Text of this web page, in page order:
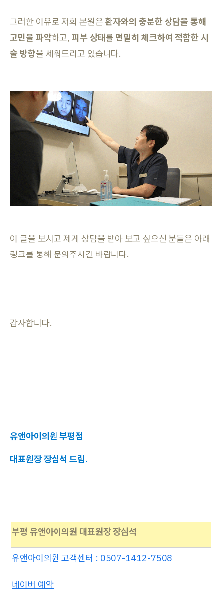
그러한 이유로 저희 본원은 환자와의 충분한 상담을 통해
고민을 파악하고, 피부 상태를 면밀히 체크하여 적합한 시
술 방향을 세워드리고 있습니다.
이 글을 보시고 제게 상담을 받아 보고 싶으신 분들은 아래
링크를 통해 문의주시길 바랍니다.
감사합니다.
유앤아이의원 부평점
대표원장 장심석 드림.
부평 유앤아이의원 대표원장 장심석
유앤아이의원 고객센터 : 0507-1412-7508
네이버 예약